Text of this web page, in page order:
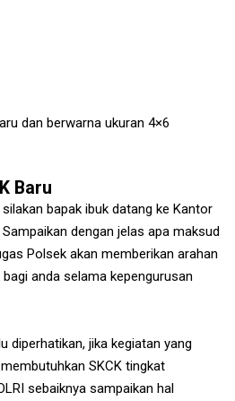
dan berwarna ukuran 4×6
Baru
bapak ibuk datang ke Kantor
dengan jelas apa maksud
Polsek akan memberikan arahan
anda selama kepengurusan
diperhatikan, jika kegiatan yang
SKCK tingkat
sebaiknya sampaikan hal